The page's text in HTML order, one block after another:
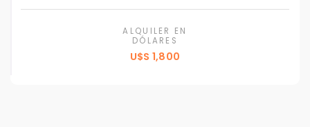
ALQUILER EN
DÓLARES
U$S 1,800